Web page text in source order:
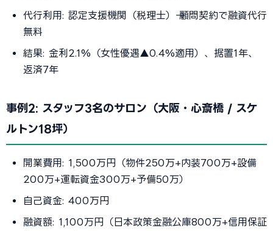
代行利用: 認定支援機関（税理士）→ 顧問契約で融資代行
無料
結果: 金利2.1%（女性優遇▲0.4%適用）、据置1年、
返済7年
事例2: スタッフ3名のサロン（大阪・心斎橋 / スケ
ルトン18坪）
開業費用: 1,500万円（物件250万+内装700万+設備
200万+運転資金300万+予備50万）
自己資金: 400万円
融資額: 1,100万円（日本政策金融公庫800万+信用保証